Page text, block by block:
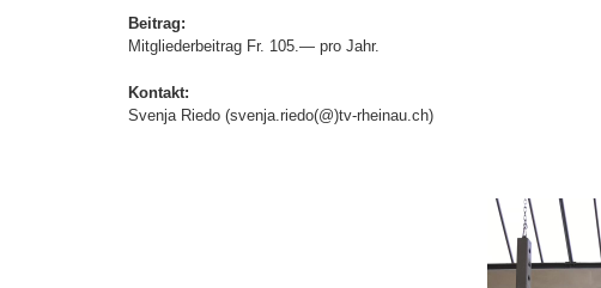
Beitrag:
Mitgliederbeitrag Fr. 105.— pro Jahr.
Kontakt:
Svenja Riedo (svenja.riedo(@)tv-rheinau.ch)